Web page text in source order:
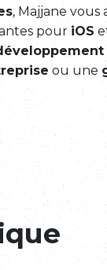
, Majjane vous
pour iOS
ou une